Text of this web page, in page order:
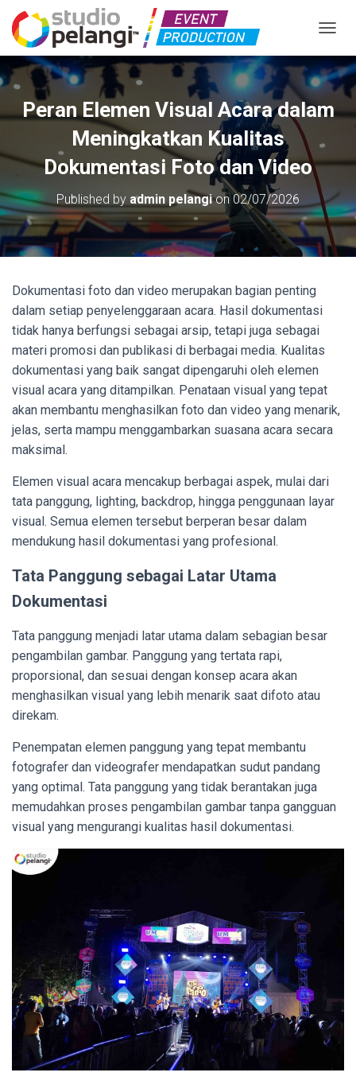
Peran Elemen Visual Acara dalam
Meningkatkan Kualitas
Dokumentasi Foto dan Video
Published by admin pelangion02/07/2026
Dokumentasi foto dan video merupakan bagian penting
dalam setiap penyelenggaraan acara. Hasil dokumentasi
tidak hanya berfungsi sebagai arsip, tetapi juga sebagai
materi promosi dan publikasi di berbagai media. Kualitas
dokumentasi yang baik sangat dipengaruhi oleh elemen
visual acara yang ditampilkan. Penataan visual yang tepat
akan membantu menghasilkan foto dan video yang menarik,
jelas, serta mampu menggambarkan suasana acara secara
maksimal.
Elemen visual acara mencakup berbagai aspek, mulai dari
tata panggung, lighting, backdrop, hingga penggunaan layar
visual. Semua elemen tersebut berperan besar dalam
mendukung hasil dokumentasi yang profesional.
Tata Panggung sebagai Latar Utama
Dokumentasi
Tata panggung menjadi latar utama dalam sebagian besar
pengambilan gambar. Panggung yang tertata rapi,
proporsional, dan sesuai dengan konsep acara akan
menghasilkan visual yang lebih menarik saat difoto atau
direkam.
Penempatan elemen panggung yang tepat membantu
fotografer dan videografer mendapatkan sudut pandang
yang optimal. Tata panggung yang tidak berantakan juga
memudahkan proses pengambilan gambar tanpa gangguan
visual yang mengurangi kualitas hasil dokumentasi.